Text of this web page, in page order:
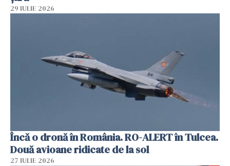
29 IULIE 2026
Încă o dronă în România. RO-ALERT în Tulcea.
Două avioane ridicate de la sol
27 IULIE 2026